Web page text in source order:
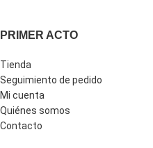
PRIMER ACTO
Tienda
Seguimiento de pedido
Mi cuenta
Quiénes somos
Contacto